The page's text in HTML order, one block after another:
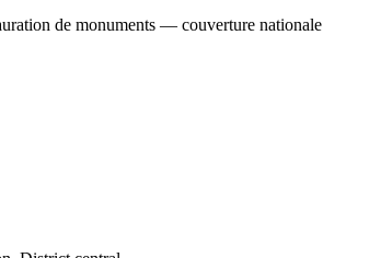
de monuments — couverture nationale